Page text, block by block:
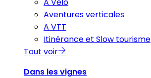
Aventures verticales
A VTT
Itinérance et Slow tourisme
Tout voir
Dans les vignes